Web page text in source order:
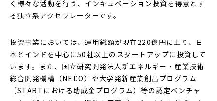
く様々な活動を行う、インキュベーション投資を得意とす
る独立系アクセラレーターです。
投資事業においては、運用総額が現在220億円に上り、日
本とインドを中心に50社以上のスタートアップに投資して
います。また、国立研究開発法人新エネルギー・産業技術
総合開発機構（NEDO）や大学発新産業創出プログラム
（STARTにおける助成金プログラム）等の認定ベンチャ